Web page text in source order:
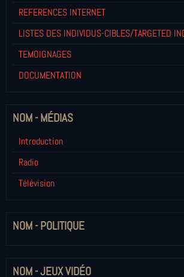
REFERENCES INTERNET
LISTES DES INDIVIDUS-CIBLES/TARGETED
TEMOIGNAGES
DOCUMENTATION
NOM - MÉDIAS
Introduction
Radio
Télévision
NOM - POLITIQUE
NOM - JEUX VIDÉO